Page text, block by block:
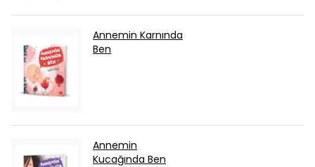
Annemin Karnında
Ben
Annemin
Kucağında Ben